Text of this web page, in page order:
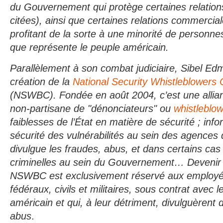
du Gouvernement qui protège certaines
citées), ainsi que certaines relations
profitant de la sorte à une minorité de
que représente le peuple américain.
Parallèlement à son combat judiciaire, Sibel
création de la National Security Whistleblowers
(NSWBC). Fondée en août 2004, c’est une
non-partisane de "dénonciateurs" ou
faiblesses de l’État en matière de sécurité ;
sécurité des vulnérabilités au sein des agences
divulgue les fraudes, abus, et dans certains
criminelles au sein du Gouvernement…
NSWBC est exclusivement réservé aux
fédéraux, civils et militaires, sous contrat avec
américain et qui, à leur détriment, divulguèrent
abus.